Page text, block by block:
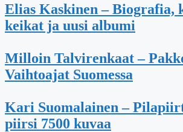
Elias Kaskinen – Biografia,
keikat ja uusi albumi
Milloin Talvirenkaat –
Vaihtoajat Suomessa
Kari Suomalainen –
piirsi 7500 kuvaa